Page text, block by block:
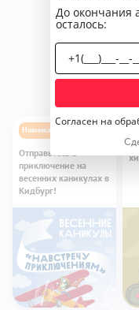
Новинка
Отправьтесь в
приключение на
весенних каникулах в
Кидбург!
До окончания
осталось:
Согласен на